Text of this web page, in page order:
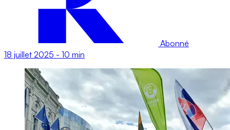
Abonné
18 juillet 2025 - 10 min